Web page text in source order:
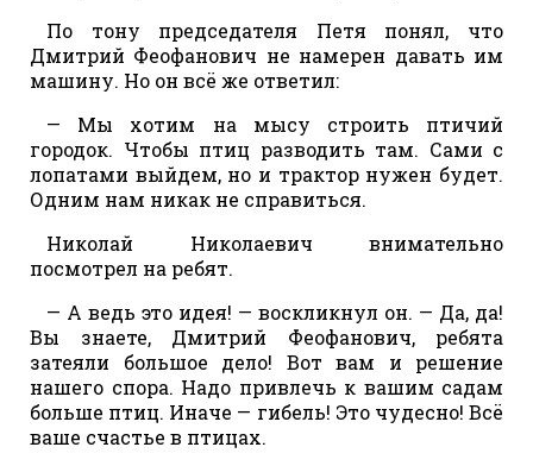
По тону председателя Петя понял, что
Дмитрий Феофанович не намерен давать им
машину. Но он всё же ответил:
— Мы хотим на мысу строить птичий
городок. Чтобы птиц разводить там. Сами с
лопатами выйдем, но и трактор нужен будет.
Одним нам никак не справиться.
Николай Николаевич внимательно
посмотрел на ребят.
— А ведь это идея! — воскликнул он. — Да, да!
Вы знаете, Дмитрий Феофанович, ребята
затеяли большое дело! Вот вам и решение
нашего спора. Надо привлечь к вашим садам
больше птиц. Иначе — гибель! Это чудесно! Всё
ваше счастье в птицах.